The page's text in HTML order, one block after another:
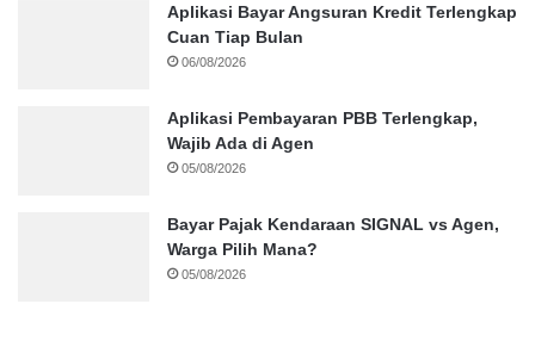
Aplikasi Bayar Angsuran Kredit Terlengkap
Cuan Tiap Bulan
06/08/2026
Aplikasi Pembayaran PBB Terlengkap,
Wajib Ada di Agen
05/08/2026
Bayar Pajak Kendaraan SIGNAL vs Agen,
Warga Pilih Mana?
05/08/2026